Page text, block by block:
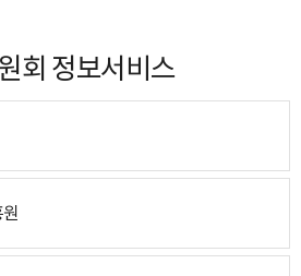
회 정보서비스